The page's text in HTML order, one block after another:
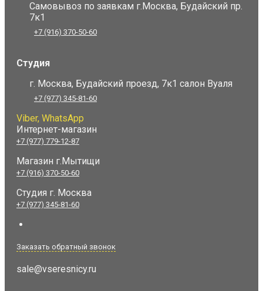
Самовывоз по заявкам г.Москва, Будайский пр.
7к1
+7 (916) 370-50-60
Студия
г. Москва, Будайский проезд, 7к1 салон Вуаля
+7 (977) 345-81-60
Viber, WhatsApp
Интернет-магазин
+7 (977) 779-12-87
Магазин г.Мытищи
+7 (916) 370-50-60
Студия г. Москва
+7 (977) 345-81-60
Заказать обратный звонок
sale@vseresnicy.ru